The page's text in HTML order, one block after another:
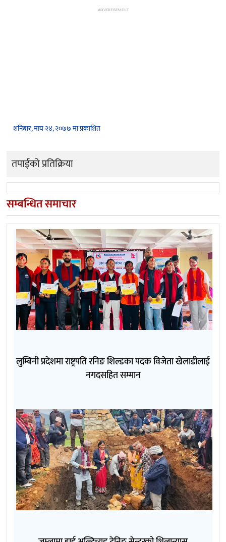
ADVERTISEMENT
शनिबार, माघ २४, २०७७ मा प्रकाशित
तपाईको प्रतिक्रिया
सम्बन्धित समाचार
लुम्बिनी प्रदेशमा राष्ट्रपति रनिङ शिल्डका पदक विजेता खेलाडीलाई
नगदसहित सम्मान